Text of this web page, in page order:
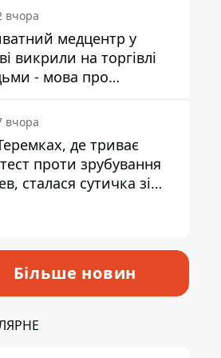
вчора
медцентр у
викрили на торгівлі
- мова про
материнство
вчора
де триває
проти зрубування
сталася сутичка зі
Більше новин